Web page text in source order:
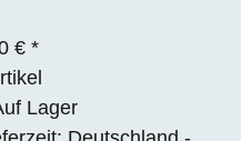
€*
Lager